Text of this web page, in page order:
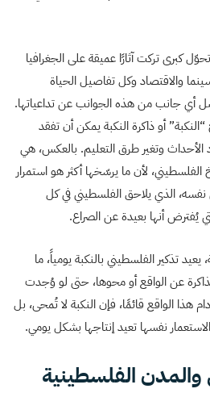
كبرى تركت آثارًا عميقة على الجغرافيا
والاقتصاد وكل تفاصيل الحياة
أي جانب من هذه الجوانب عن تداعياتها.
أو ذاكرة النكبة يمكن أن تفقد
وتغير طرق التعليم. بالعكس، هي
الفلسطيني، لأن ما يرسّخها أكثر هو استمرار
نفسه، الذي يلاحق الفلسطيني في كل
يُفترض أنها بعيدة عن الصراع.
تذكير الفلسطيني بالنكبة يومياً، ما
عن الواقع أو محوها، حتى لو وُجدت
هذا الواقع قائمًا، فإن النكبة لا تُمحى، بل
نفسها تعيد إنتاجها بشكل يومي.
والمدن الفلسطينية